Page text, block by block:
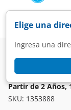
Elige una
Ingresa una
Super
Fórmula Infantil
Partir de 2 Años,
SKU: 1353888